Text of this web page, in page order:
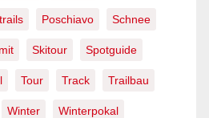
Poschiavo Schnee
Skitour Spotguide
Tour Track Trailbau
Winter Winterpokal